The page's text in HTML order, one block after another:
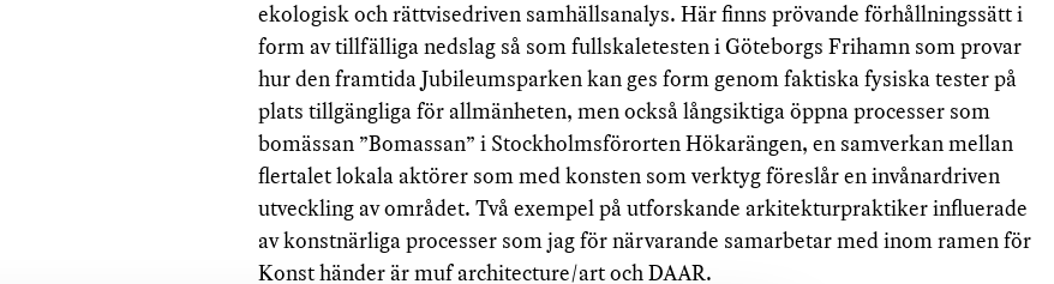
ekologisk och rättvisedriven samhällsanalys. Här finns prövande förhållningssätt i
form av tillfälliga nedslag så som fullskaletesten i Göteborgs Frihamn som provar
hur den framtida Jubileumsparken kan ges form genom faktiska fysiska tester på
plats tillgängliga för allmänheten, men också långsiktiga öppna processer som
bomässan ”Bomassan” i Stockholmsförorten Hökarängen, en samverkan mellan
flertalet lokala aktörer som med konsten som verktyg föreslår en invånardriven
utveckling av området. Två exempel på utforskande arkitekturpraktiker influerade
av konstnärliga processer som jag för närvarande samarbetar med inom ramen för
Konst händer är muf architecture/art och DAAR.